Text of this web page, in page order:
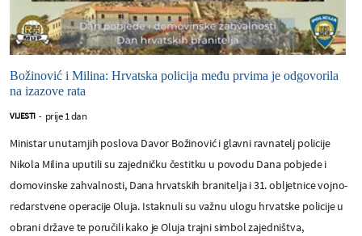
Božinović i Milina: Hrvatska policija među prvima je odgovorila
na izazove rata
VIJESTI - prije 1 dan
Ministar unutarnjih poslova Davor Božinović i glavni ravnatelj policije
Nikola Milina uputili su zajedničku čestitku u povodu Dana pobjede i
domovinske zahvalnosti, Dana hrvatskih branitelja i 31. obljetnice vojno-
redarstvene operacije Oluja. Istaknuli su važnu ulogu hrvatske policije u
obrani države te poručili kako je Oluja trajni simbol zajedništva,